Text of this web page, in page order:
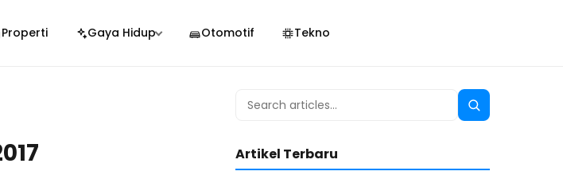
Properti Gaya Hidup Otomotif Tekno
Search
Search
Artikel Terbaru